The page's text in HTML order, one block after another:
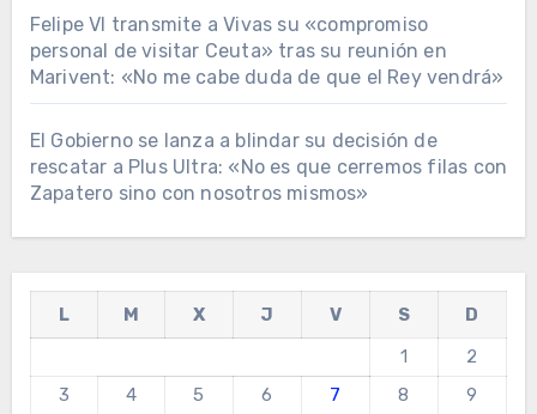
Felipe VI transmite a Vivas su «compromiso
personal de visitar Ceuta» tras su reunión en
Marivent: «No me cabe duda de que el Rey vendrá»
El Gobierno se lanza a blindar su decisión de
rescatar a Plus Ultra: «No es que cerremos filas con
Zapatero sino con nosotros mismos»
L M X J V S
D
1
2
3
4 5 6 7 8
9